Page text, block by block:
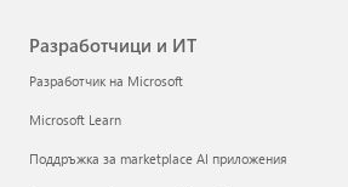
Разработчици и ИТ
Разработчик на Microsoft
Microsoft Learn
Поддръжка за marketplace AI приложения